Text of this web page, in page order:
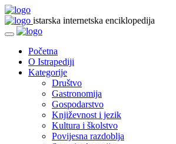
istarska internetska enciklopedija
Početna
O Istrapediji
Kategorije
Društvo
Gastronomija
Gospodarstvo
Književnost i jezik
Kultura i školstvo
Povijesna razdoblja